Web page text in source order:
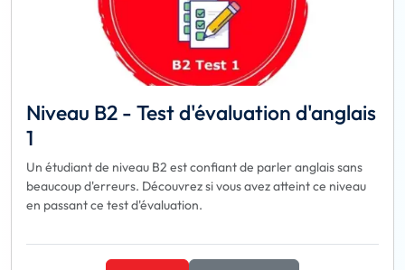
Niveau B2 - Test d'évaluation d'anglais
1
Un étudiant de niveau B2 est confiant de parler anglais sans
beaucoup d'erreurs. Découvrez si vous avez atteint ce niveau
en passant ce test d'évaluation.